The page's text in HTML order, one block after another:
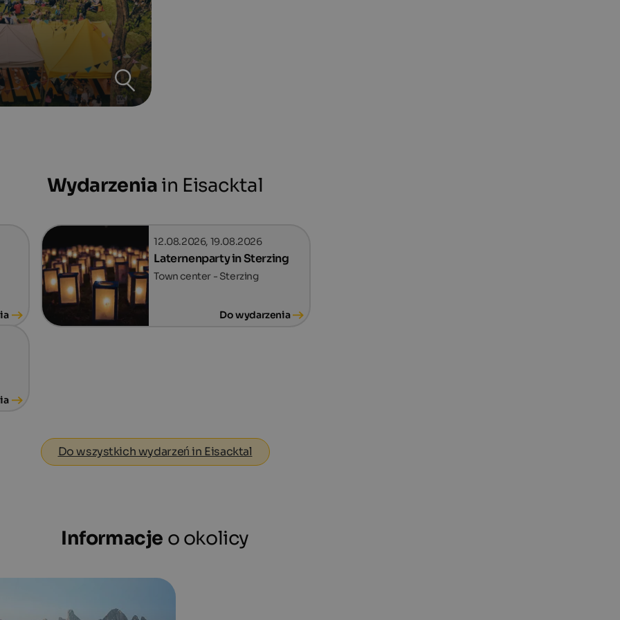
Wydarzenia in Eisacktal
12.08.2026, 19.08.2026
Laternenparty in Sterzing
Town center - Sterzing
Do wydarzenia
Do wszystkich wydarzeń in Eisacktal
Informacje o okolicy